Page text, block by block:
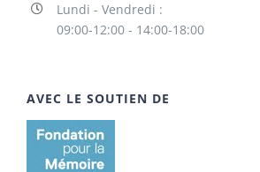
Lundi - Vendredi :
09:00-12:00 - 14:00-18:00
AVEC LE SOUTIEN DE